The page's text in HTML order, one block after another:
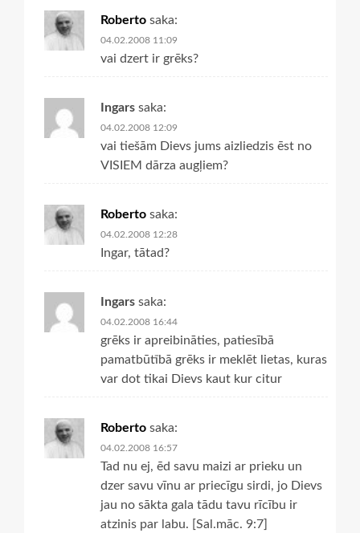
Roberto saka:
04.02.2008 11:09
vai dzert ir grēks?
Ingars saka:
04.02.2008 12:09
vai tiešām Dievs jums aizliedzis ēst no
VISIEM dārza augļiem?
Roberto saka:
04.02.2008 12:28
Ingar, tātad?
Ingars saka:
04.02.2008 16:44
grēks ir apreibināties, patiesībā
pamatbūtībā grēks ir meklēt lietas, kuras
var dot tikai Dievs kaut kur citur
Roberto saka:
04.02.2008 16:57
Tad nu ej, ēd savu maizi ar prieku un
dzer savu vīnu ar priecīgu sirdi, jo Dievs
jau no sākta gala tādu tavu rīcību ir
atzinis par labu. [Sal.māc. 9:7]